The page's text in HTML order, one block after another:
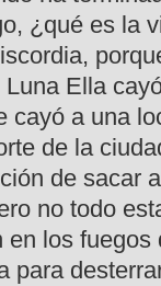
¿qué es la
Luna Ella
cayó a una
de la
de sacar
no todo
en los
para